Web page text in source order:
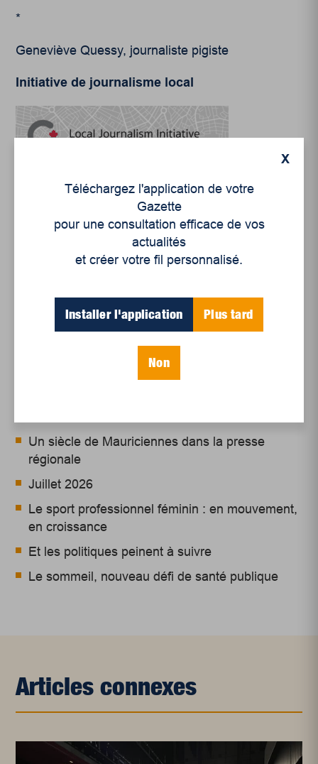
*
Geneviève Quessy, journaliste pigiste
Initiative de journalisme local
Un siècle de Mauriciennes dans la presse
régionale
Juillet 2026
Le sport professionnel féminin : en mouvement,
en croissance
Et les politiques peinent à suivre
Le sommeil, nouveau défi de santé publique
Articles connexes
X
Téléchargez l'application de votre
Gazette
pour une consultation efficace de vos
actualités
et créer votre fil personnalisé.
Installer l'application Plus tard
Non